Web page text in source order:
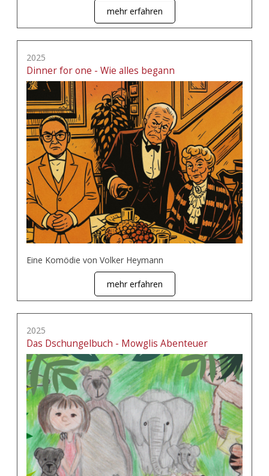
mehr erfahren
2025
Dinner for one - Wie alles begann
Eine Komödie von Volker Heymann
mehr erfahren
2025
Das Dschungelbuch - Mowglis Abenteuer